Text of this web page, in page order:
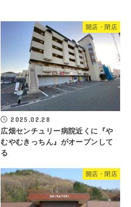
開店・閉店
2025.02.28
広畑センチュリー病院近くに『や
むやむきっちん』がオープンして
る
開店・閉店